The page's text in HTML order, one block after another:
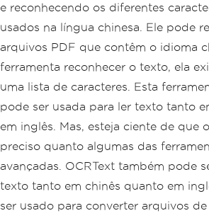
e reconhecendo os diferentes
usados na língua chinesa. Ele pode
arquivos PDF que contêm o idioma
ferramenta reconhecer o texto, ela
uma lista de caracteres. Esta
pode ser usada para ler texto tanto
em inglês. Mas, esteja ciente de que
preciso quanto algumas das
avançadas. OCRText também pode
texto tanto em chinês quanto em
ser usado para converter arquivos